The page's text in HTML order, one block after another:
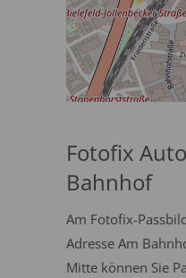
Fotofix
Bahnhof
Am Fotofix-
Adresse Am
Mitte können Sie